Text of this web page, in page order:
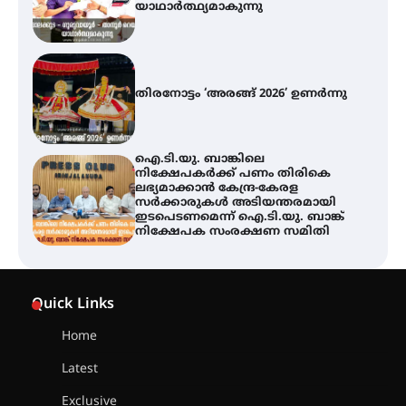
നിക്ഷേപകർക്ക് പണം തിരികെ
ലഭ്യമാക്കാൻ കേന്ദ്ര-കേരള
സർക്കാരുകൾ അടിയന്തരമായി
ഇടപെടണമെന്ന് ഐ.ടി.യു. ബാങ്ക്
നിക്ഷേപക സംരക്ഷണ സമിതി
യൂത്ത് കോൺഗ്രസ്‌ സ്ഥാപക ദിനം
– ഇരിങ്ങാലക്കുടയിൽ
ലഹരിവിരുദ്ധ പ്രതിജ്ഞയെടുത്ത്
യൂത്ത് കോൺഗ്രസ്
Quick Links
Home
Latest
Exclusive